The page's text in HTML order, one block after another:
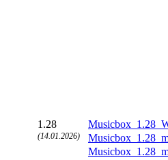
1.28
(14.01.2026)